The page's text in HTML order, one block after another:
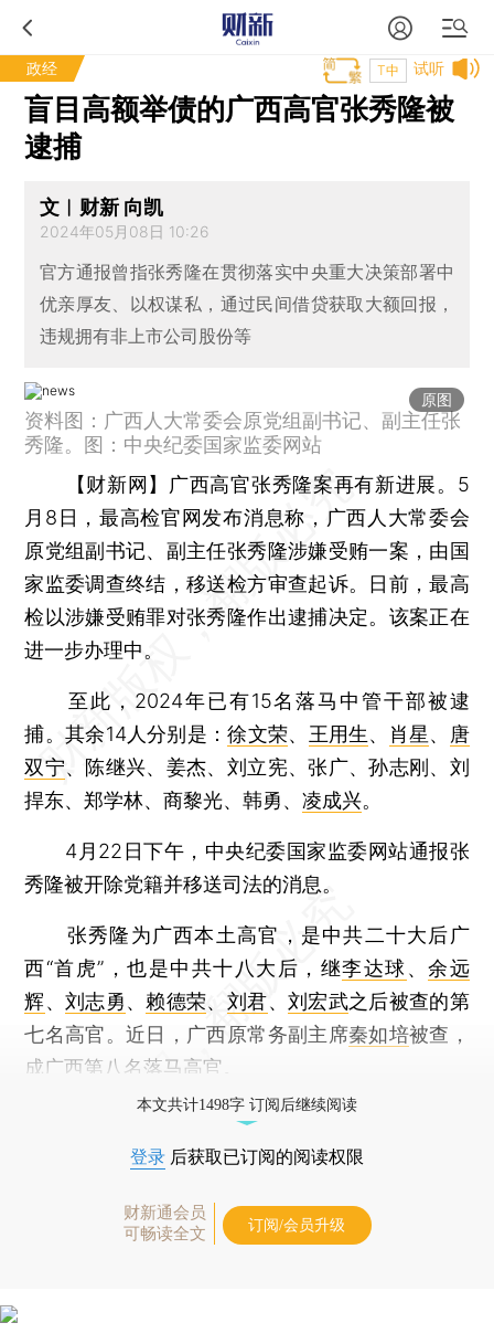
政经 试听
T中
盲目高额举债的广西高官张秀隆被
逮捕
文︱财新 向凯
2024年05月08日 10:26
官方通报曾指张秀隆在贯彻落实中央重大决策部署中
优亲厚友、以权谋私，通过民间借贷获取大额回报，
违规拥有非上市公司股份等
原图
资料图：广西人大常委会原党组副书记、副主任张
秀隆。图：中央纪委国家监委网站
【财新网】 广西高官张秀隆案再有新进展。5
月8日，最高检官网发布消息称，广西人大常委会
原党组副书记、副主任张秀隆涉嫌受贿一案，由国
家监委调查终结，移送检方审查起诉。日前，最高
检以涉嫌受贿罪对张秀隆作出逮捕决定。该案正在
进一步办理中。
至此，2024年已有15名落马中管干部被逮
捕。其余14人分别是：徐文荣、 王用生、 肖星、
唐
双宁、陈继兴、姜杰、刘立宪、张广、孙志刚、刘
捍东、郑学林、商黎光、韩勇、凌成兴。
4月22日下午，中央纪委国家监委网站通报张
秀隆被开除党籍并移送司法的消息。
张秀隆为广西本土高官，是中共二十大后广
西“首虎”，也是中共十八大后，继李达球、余远
辉、刘志勇、 赖德荣、 刘君、 刘宏武之后被查的第
七名高官。近日，广西原常务副主席秦如培被查，
成广西第八名落马高官。
本文共计1498字 订阅后继续阅读
登录 后获取已订阅的阅读权限
财新通会员
可畅读全文
订阅/会员升级